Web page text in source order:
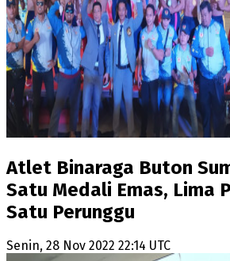
Atlet Binaraga Buton
Satu Medali Emas, Lima
Satu Perunggu
Senin, 28 Nov 2022 22:14 UTC